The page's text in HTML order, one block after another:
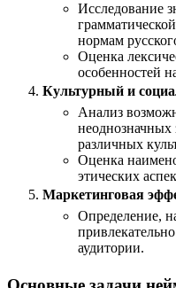
Исследование
нормам
Оценка
особенностей
Культурный и
Анализ
неоднозначных
различных
Оценка
этических
Маркетинговая
Определение,
аудитории.